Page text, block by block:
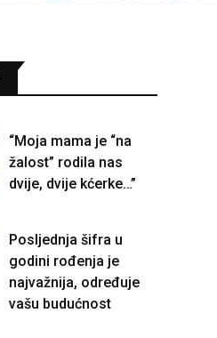
“Moja mama je “na
žalost” rodila nas
dvije, dvije kćerke…”
Posljednja šifra u
godini rođenja je
najvažnija, određuje
vašu budućnost